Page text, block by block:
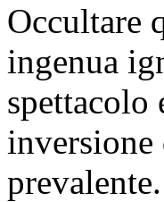
Occultare
ingenua
spettacolo
inversione
prevalente.